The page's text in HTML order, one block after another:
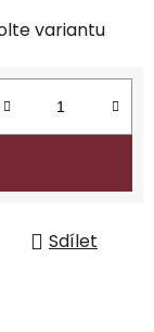
variantu
Sdílet